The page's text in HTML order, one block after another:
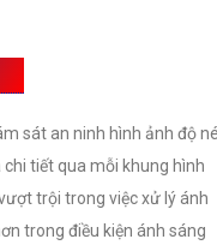
sát an ninh hình ảnh độ
tiết qua mỗi khung hình
trội trong việc xử lý ánh
trong điều kiện ánh sáng